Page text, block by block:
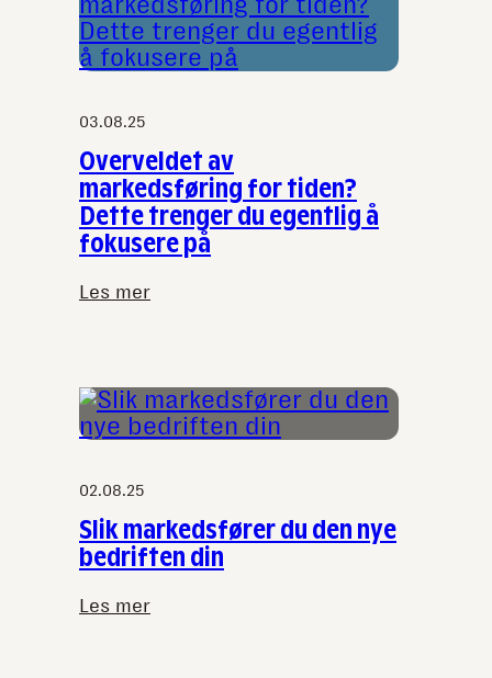
dine
–
slik
du
tilbake
03.08.25
Overveldet av
markedsføring for tiden?
Dette trenger du egentlig å
fokusere på
Les mer
:
markedsføring
for
tiden?
trenger
egentlig
å
på
02.08.25
Slik markedsfører du den nye
bedriften din
Les mer
: